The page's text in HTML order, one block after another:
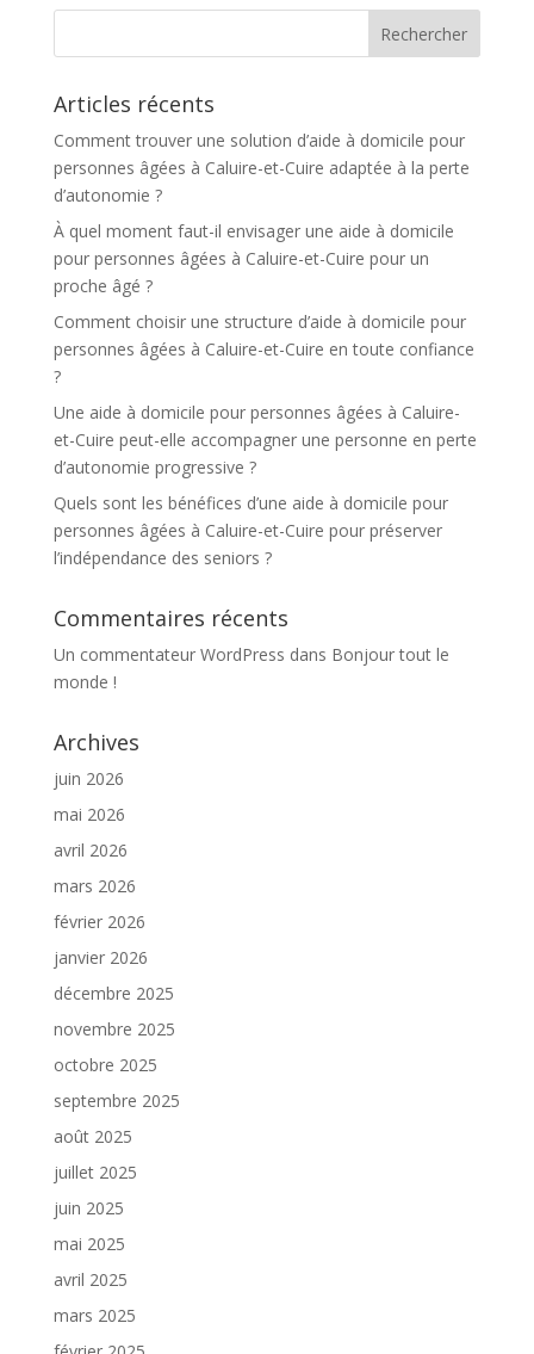
i
v
:
Articles récents
Comment trouver une solution d’aide à domicile pour
personnes âgées à Caluire-et-Cuire adaptée à la perte
d’autonomie ?
À quel moment faut-il envisager une aide à domicile
pour personnes âgées à Caluire-et-Cuire pour un
proche âgé ?
Comment choisir une structure d’aide à domicile pour
personnes âgées à Caluire-et-Cuire en toute confiance
?
Une aide à domicile pour personnes âgées à Caluire-
et-Cuire peut-elle accompagner une personne en perte
d’autonomie progressive ?
Quels sont les bénéfices d’une aide à domicile pour
personnes âgées à Caluire-et-Cuire pour préserver
l’indépendance des seniors ?
Commentaires récents
Un commentateur WordPress dans Bonjour tout le
monde !
Archives
juin 2026
mai 2026
avril 2026
mars 2026
février 2026
janvier 2026
décembre 2025
novembre 2025
octobre 2025
septembre 2025
août 2025
juillet 2025
juin 2025
mai 2025
avril 2025
mars 2025